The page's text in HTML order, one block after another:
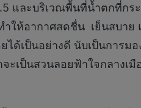
และบริเวณพื้นที่น้ำตกที่กร
ห้อากาศสดชื่น เย็นสบาย
ด้เป็นอย่างดี นับเป็นการม
เป็นสวนลอยฟ้าใจกลางเ